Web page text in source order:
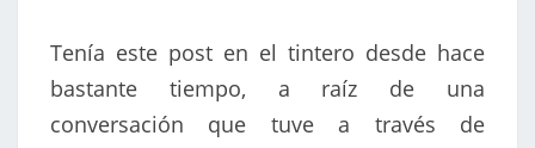
Tenía este post en el tintero desde hace
bastante tiempo, a raíz de una
conversación que tuve a través de